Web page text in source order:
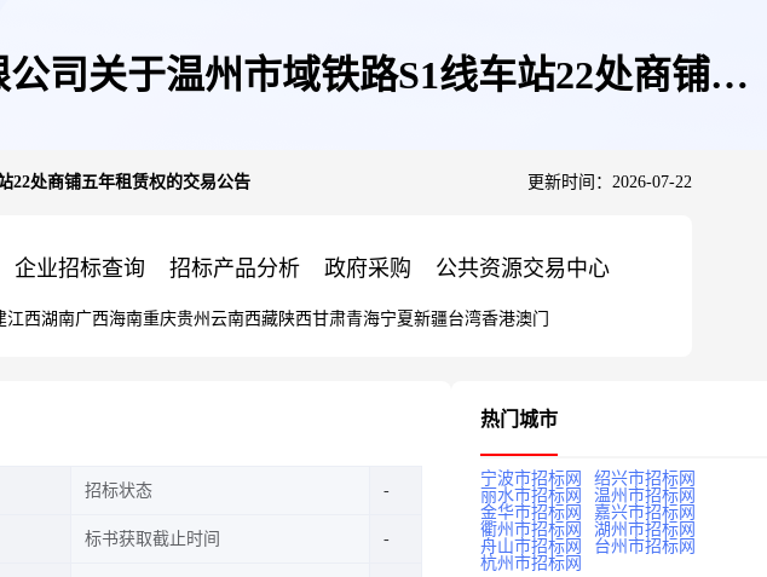
司关于温州市域铁路S1线车站22处商铺五
22处商铺五年租赁权的交易公告 更新时间：2026-07-22
企业招标查询 招标产品分析 政府采购 公共资源交易中心
江西湖南广西海南重庆贵州 云南西藏陕西甘肃青海宁夏新疆台湾香港澳门
招标状态
标书获取截止时间
热门城市
宁波市招标网
绍兴市招标网
丽水市招标网
温州市招标网
金华市招标网
嘉兴市招标网
衢州市招标网
湖州市招标网
舟山市招标网
台州市招标网
杭州市招标网